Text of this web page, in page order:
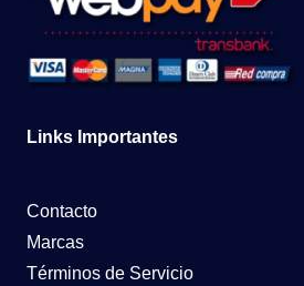
Links Importantes
Contacto
Marcas
Términos de Servicio